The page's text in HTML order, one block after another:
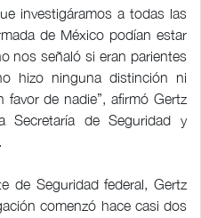
investigáramos a todas las
de México podían estar
nos señaló si eran parientes
hizo ninguna distinción ni
de nadie”, afirmó Gertz
Secretaría de Seguridad y
de Seguridad federal, Gertz
comenzó hace casi dos